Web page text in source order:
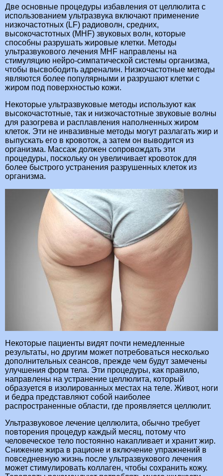
Две основные процедуры избавления от целлюлита с
использованием ультразвука включают применение
низкочастотных (LF) радиоволн, средних,
высокочастотных (MHF) звуковых волн, которые
способны разрушать жировые клетки. Методы
ультразвукового лечения MHF направлены на
стимуляцию нейро-симпатической системы организма,
чтобы высвободить адреналин. Низкочастотные методы
являются более популярными и разрушают клетки с
жиром под поверхностью кожи.
Некоторые ультразвуковые методы используют как
высокочастотные, так и низкочастотные звуковые волны
для разогрева и расплавления наполненных жиром
клеток. Эти не инвазивные методы могут разлагать жир и
выпускать его в кровоток, а затем он выводится из
организма. Массаж должен сопровождать эти
процедуры, поскольку он увеличивает кровоток для
более быстрого устранения разрушенных клеток из
организма.
Некоторые пациенты видят почти немедленные
результаты, но другим может потребоваться несколько
дополнительных сеансов, прежде чем будут замечены
улучшения форм тела. Эти процедуры, как правило,
направлены на устранение целлюлита, который
образуется в изолированных местах на теле. Живот, ноги
и бедра представляют собой наиболее
распространенные области, где проявляется целлюлит.
Ультразвуковое лечение целлюлита, обычно требует
повторения процедур каждый месяц, потому что
человеческое тело постоянно накапливает и хранит жир.
Снижение жира в рационе и включение упражнений в
повседневную жизнь после ультразвукового лечения
может стимулировать коллаген, чтобы сохранить кожу.